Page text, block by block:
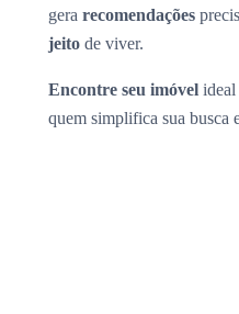
gera recomendações
jeito de viver.
Encontre seu imóvel ideal
quem simplifica sua busca